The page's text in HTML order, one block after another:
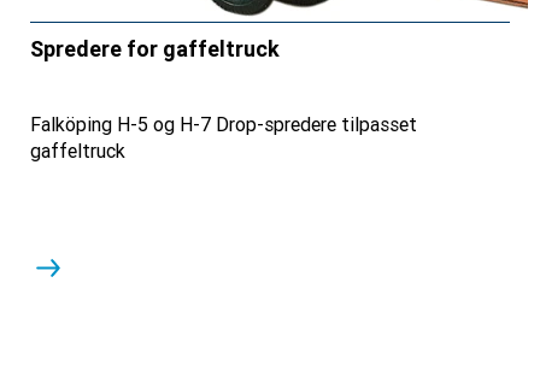
Spredere for gaffeltruck
Falköping H-5 og H-7 Drop-spredere tilpasset
gaffeltruck